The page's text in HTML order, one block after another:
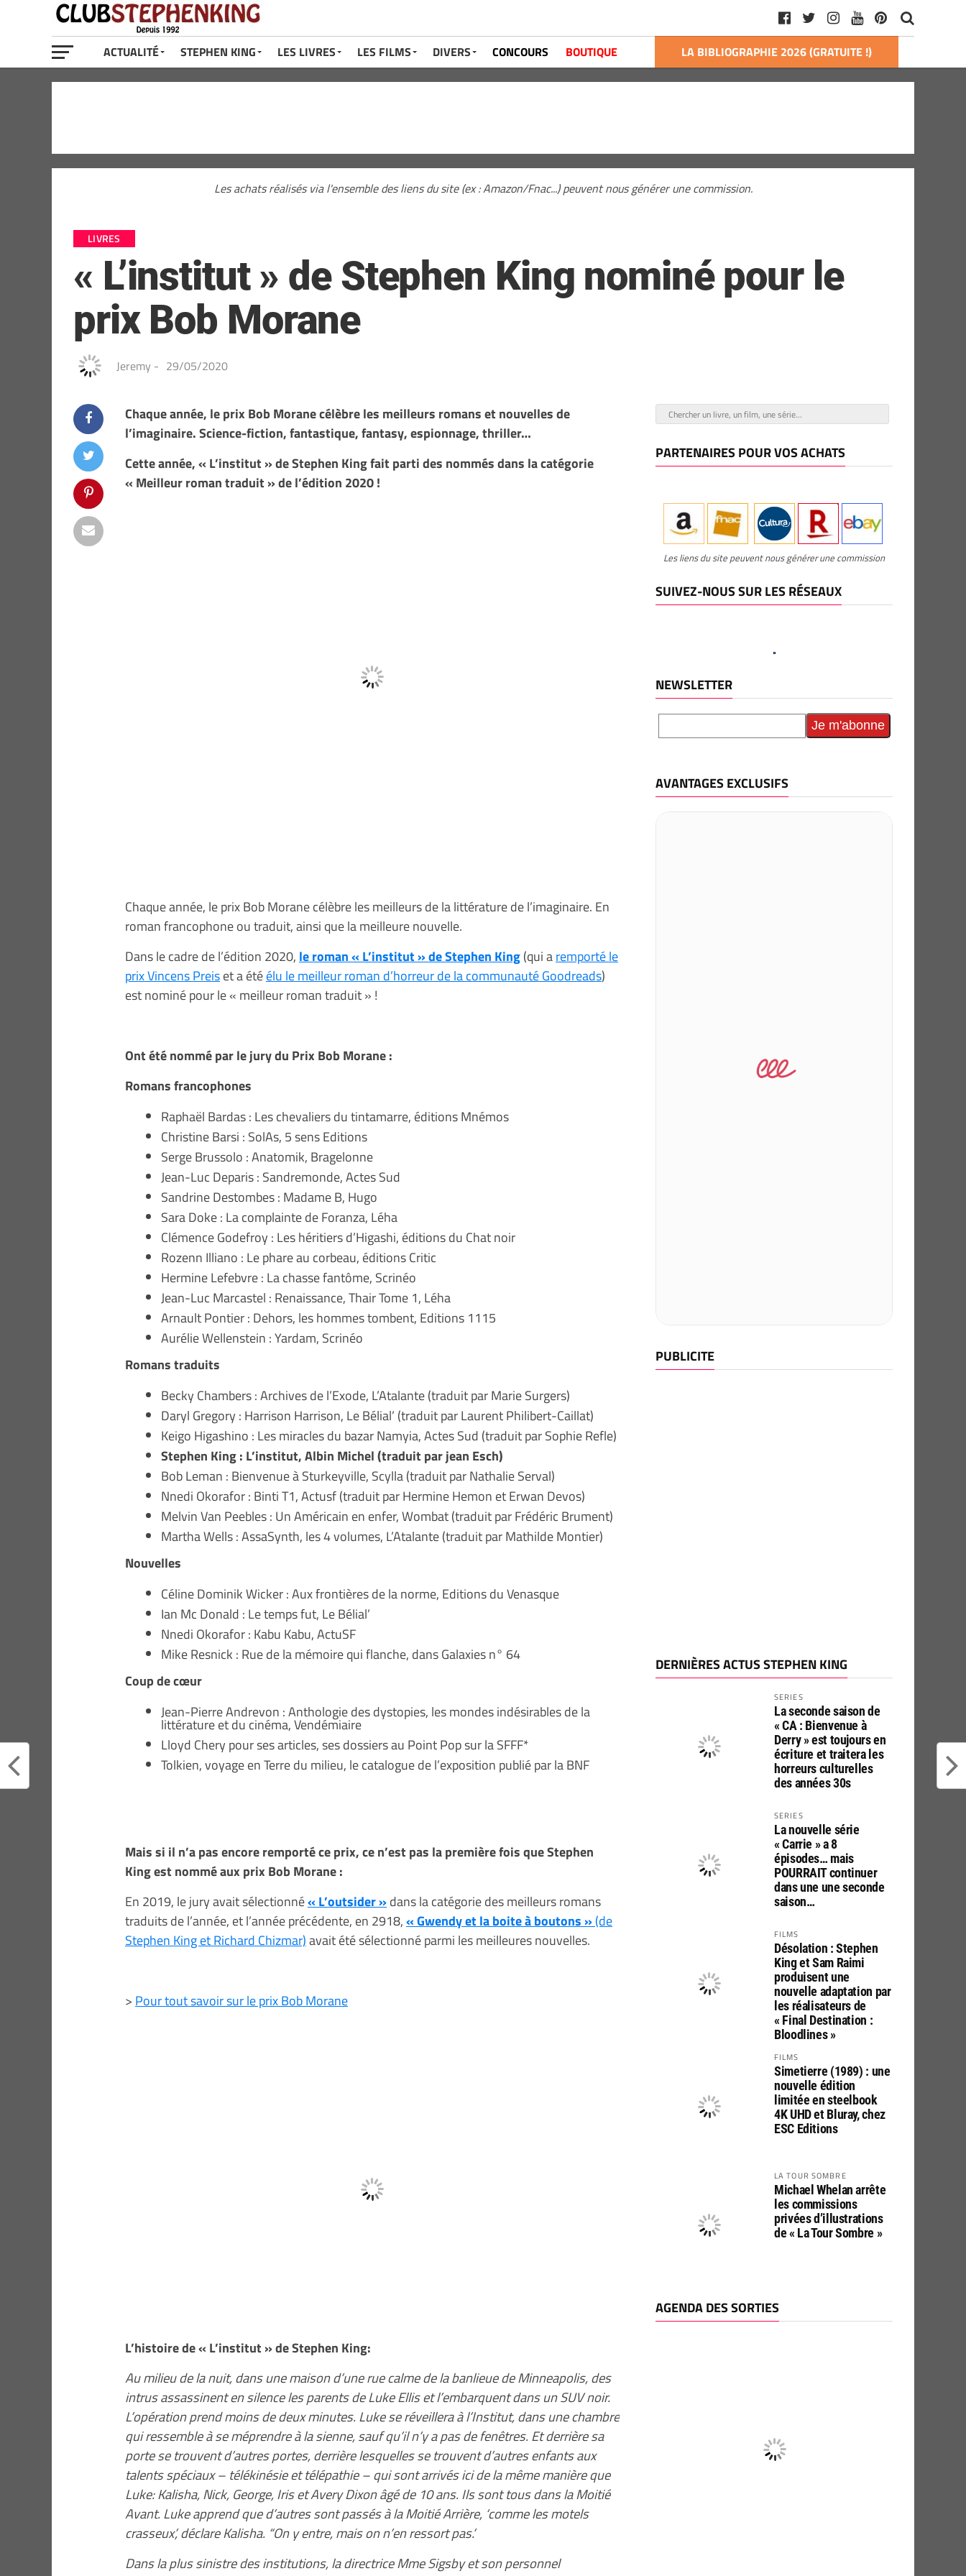
ACTUALITÉ STEPHEN KING LES LIVRES LES FILMS DIVERS CONCOURS BOUTIQUE LA BIBLIOGRAPHIE 2026 (GRATUITE !)
Les achats réalisés via l'ensemble des liens du site (ex : Amazon/Fnac...) peuvent nous générer une commission.
LIVRES
« L’institut » de Stephen King nominé pour le
prix Bob Morane
Jeremy - 29/05/2020
Chaque année, le prix Bob Morane célèbre les meilleurs romans et nouvelles de
l’imaginaire. Science-fiction, fantastique, fantasy, espionnage, thriller…
Cette année, « L’institut » de Stephen King fait parti des nommés dans la catégorie
« Meilleur roman traduit » de l’édition 2020 !
Chaque année, le prix Bob Morane célèbre les meilleurs de la littérature de l’imaginaire. En
roman francophone ou traduit, ainsi que la meilleure nouvelle.
Dans le cadre de l’édition 2020, le roman « L’institut » de Stephen King(qui aremporté le
prix Vincens Preiset a étéélu le meilleur roman d’horreur de la communauté Goodreads)
est nominé pour le « meilleur roman traduit » !
Ont été nommé par le jury du Prix Bob Morane :
Romans francophones
Raphaël Bardas : Les chevaliers du tintamarre, éditions Mnémos
Christine Barsi : SolAs, 5 sens Editions
Serge Brussolo : Anatomik, Bragelonne
Jean-Luc Deparis : Sandremonde, Actes Sud
Sandrine Destombes : Madame B, Hugo
Sara Doke : La complainte de Foranza, Léha
Clémence Godefroy : Les héritiers d’Higashi, éditions du Chat noir
Rozenn Illiano : Le phare au corbeau, éditions Critic
Hermine Lefebvre : La chasse fantôme, Scrinéo
Jean-Luc Marcastel : Renaissance, Thair Tome 1, Léha
Arnault Pontier : Dehors, les hommes tombent, Editions 1115
Aurélie Wellenstein : Yardam, Scrinéo
Romans traduits
Becky Chambers : Archives de l’Exode, L’Atalante (traduit par Marie Surgers)
Daryl Gregory : Harrison Harrison, Le Bélial’ (traduit par Laurent Philibert-Caillat)
Keigo Higashino : Les miracles du bazar Namyia, Actes Sud (traduit par Sophie Refle)
Stephen King : L’institut, Albin Michel (traduit par jean Esch)
Bob Leman : Bienvenue à Sturkeyville, Scylla (traduit par Nathalie Serval)
Nnedi Okorafor : Binti T1, Actusf (traduit par Hermine Hemon et Erwan Devos)
Melvin Van Peebles : Un Américain en enfer, Wombat (traduit par Frédéric Brument)
Martha Wells : AssaSynth, les 4 volumes, L’Atalante (traduit par Mathilde Montier)
Nouvelles
Céline Dominik Wicker : Aux frontières de la norme, Editions du Venasque
Ian Mc Donald : Le temps fut, Le Bélial’
Nnedi Okorafor : Kabu Kabu, ActuSF
Mike Resnick : Rue de la mémoire qui flanche, dans Galaxies n° 64
Coup de cœur
Jean-Pierre Andrevon : Anthologie des dystopies, les mondes indésirables de la
littérature et du cinéma, Vendémiaire
Lloyd Chery pour ses articles, ses dossiers au Point Pop sur la SFFF*
Tolkien, voyage en Terre du milieu, le catalogue de l’exposition publié par la BNF
Mais si il n’a pas encore remporté ce prix, ce n’est pas la première fois que Stephen
King est nommé aux prix Bob Morane :
En 2019, le jury avait sélectionné« L’outsider »dans la catégorie des meilleurs romans
traduits de l’année, et l’année précédente, en 2918,« Gwendy et la boite à boutons »(de
Stephen King et Richard Chizmar)avait été sélectionné parmi les meilleures nouvelles.
> Pour tout savoir sur le prix Bob Morane
L’histoire de « L’institut » de Stephen King:
Au milieu de la nuit, dans une maison d’une rue calme de la banlieue de Minneapolis, des
intrus assassinent en silence les parents de Luke Ellis et l’embarquent dans un SUV noir.
L’opération prend moins de deux minutes. Luke se réveillera à l’Institut, dans une chambre
qui ressemble à se méprendre à la sienne, sauf qu’il n’y a pas de fenêtres. Et derrière sa
porte se trouvent d’autres portes, derrière lesquelles se trouvent d’autres enfants aux
talents spéciaux – télékinésie et télépathie – qui sont arrivés ici de la même manière que
Luke: Kalisha, Nick, George, Iris et Avery Dixon âgé de 10 ans. Ils sont tous dans la Moitié
Avant. Luke apprend que d’autres sont passés à la Moitié Arrière, ‘comme les motels
crasseux’, déclare Kalisha. “On y entre, mais on n’en ressort pas.’
Dans la plus sinistre des institutions, la directrice Mme Sigsby et son personnel
PARTENAIRES POUR VOS ACHATS
Les liens du site peuvent nous générer une commission
SUIVEZ-NOUS SUR LES RÉSEAUX
NEWSLETTER
AVANTAGES EXCLUSIFS
PUBLICITE
DERNIÈRES ACTUS STEPHEN KING
SERIES
La seconde saison de
« CA : Bienvenue à
Derry » est toujours en
écriture et traitera les
horreurs culturelles
des années 30s
SERIES
La nouvelle série
« Carrie » a 8
épisodes… mais
POURRAIT continuer
dans une une seconde
saison…
FILMS
Désolation : Stephen
King et Sam Raimi
produisent une
nouvelle adaptation par
les réalisateurs de
« Final Destination :
Bloodlines »
FILMS
Simetierre (1989) : une
nouvelle édition
limitée en steelbook
4K UHD et Bluray, chez
ESC Editions
LA TOUR SOMBRE
Michael Whelan arrête
les commissions
privées d’illustrations
de « La Tour Sombre »
AGENDA DES SORTIES